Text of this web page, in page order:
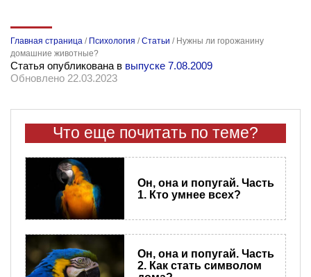
Главная страница / Психология /Статьи / Нужны ли горожанину
домашние животные?
Статья опубликована в выпуске 7.08.2009
Обновлено 22.03.2023
Что еще почитать по теме?
Он, она и попугай. Часть
1. Кто умнее всех?
Он, она и попугай. Часть
2. Как стать символом